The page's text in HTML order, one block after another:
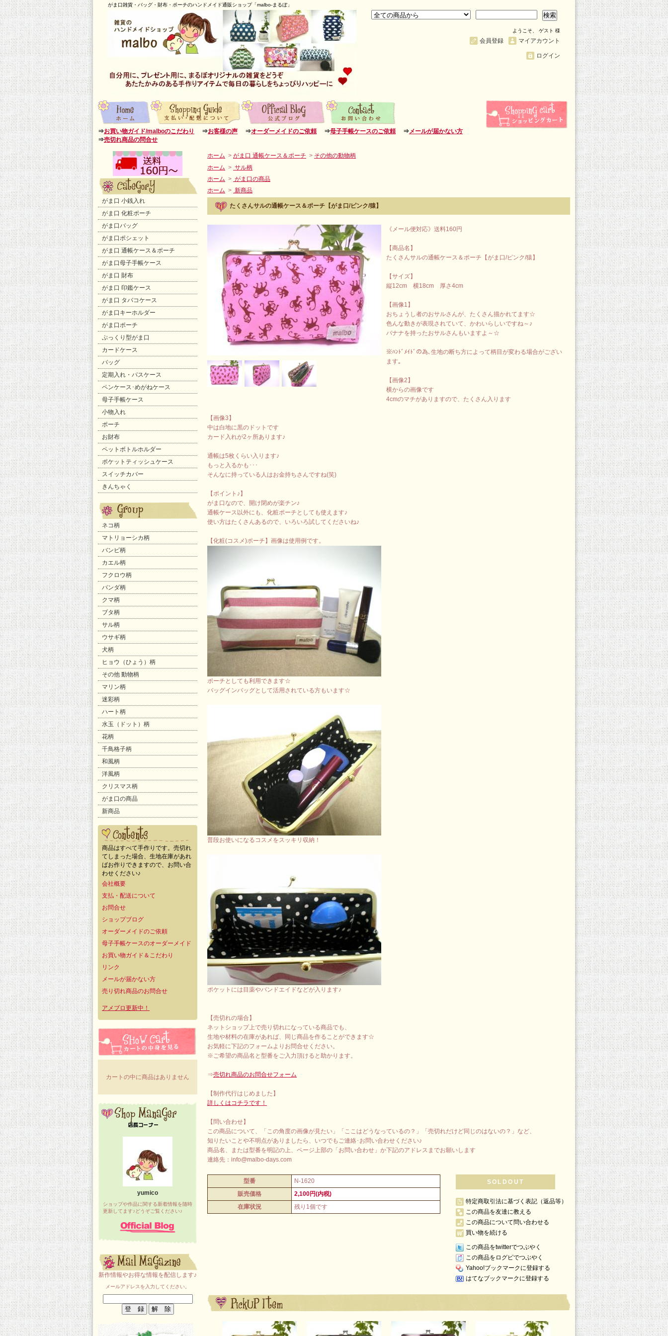
がま口雑貨・バッグ・財布・ポーチのハンドメイド通販ショップ「malbo-まるぼ」
検索
ようこそ、 ゲスト 様
マイアカウント
会員登録
ログイン
⇒お買い物ガイド/malboのこだわり ⇒お客様の声 ⇒オーダーメイドのご依頼 ⇒母子手帳ケースのご依頼 ⇒メールが届かない方
⇒売切れ商品の問合せ
がま口 小銭入れ
がま口 化粧ポーチ
がま口バッグ
がま口ポシェット
がま口 通帳ケース＆ポーチ
がま口母子手帳ケース
がま口 財布
がま口 印鑑ケース
がま口 タバコケース
がま口キーホルダー
がま口ポーチ
ぷっくり型がま口
カードケース
バッグ
定期入れ・パスケース
ペンケース･めがねケース
母子手帳ケース
小物入れ
ポーチ
お財布
ペットボトルホルダー
ポケットティッシュケース
スイッチカバー
きんちゃく
ネコ柄
マトリョーシカ柄
バンビ柄
カエル柄
フクロウ柄
パンダ柄
クマ柄
ブタ柄
サル柄
ウサギ柄
犬柄
ヒョウ（ひょう）柄
その他 動物柄
マリン柄
迷彩柄
ハート柄
水玉（ドット）柄
花柄
千鳥格子柄
和風柄
洋風柄
クリスマス柄
がま口の商品
新商品
商品はすべて手作りです。売切れ
てしまった場合、生地在庫があれ
ばお作りできますので、お問い合
わせください♪
会社概要
支払・配送について
お問合せ
ショップブログ
オーダーメイドのご依頼
母子手帳ケースのオーダーメイド
お買い物ガイド＆こだわり
リンク
メールが届かない方
売り切れ商品のお問合せ
アメブロ更新中！
カートの中に商品はありません
yumico
ショップや作品に関する新着情報を随時
更新してます♪どうぞご覧ください♪
新作情報やお得な情報を配信します♪
メールアドレスを入力してください。
ホーム > がま口 通帳ケース＆ポーチ > その他の動物柄
ホーム > サル柄
ホーム > がま口の商品
ホーム > 新商品
たくさんサルの通帳ケース＆ポーチ【がま口/ピンク/猿】
《メール便対応》送料160円
【商品名】
たくさんサルの通帳ケース＆ポーチ【がま口/ピンク/猿】
【サイズ】
縦12cm 横18cm 厚さ4cm
【画像1】
おちょうし者のおサルさんが、たくさん描かれてます☆
色んな動きが表現されていて、かわいらしいですね～♪
バナナを持ったおサルさんもいますよ～☆
※ﾊﾝﾄﾞﾒｲﾄﾞの為､生地の断ち方によって柄目が変わる場合がござい
ます｡
【画像2】
横からの画像です
4cmのマチがありますので、たくさん入ります
【画像3】
中は白地に黒のドットです
カード入れが2ヶ所あります♪
通帳は5枚くらい入ります♪
もっと入るかも･･･
そんなに持っている人はお金持ちさんですね(笑)
【ポイント♪】
がま口なので、開け閉めが楽チン♪
通帳ケース以外にも、化粧ポーチとしても使えます♪
使い方はたくさんあるので、いろいろ試してくださいね♪
【化粧(コスメ)ポーチ】画像は使用例です。
ポーチとしても利用できます☆
バッグインバッグとして活用されている方もいます☆
普段お使いになるコスメをスッキリ収納！
ポケットには目薬やバンドエイドなどが入ります♪
【売切れの場合】
ネットショップ上で売り切れになっている商品でも、
生地や材料の在庫があれば、同じ商品を作ることができます☆
お気軽に下記のフォームよりお問合せください。
※ご希望の商品名と型番をご入力頂けると助かります。
⇒売切れ商品のお問合せフォーム
【制作代行はじめました】
詳しくはコチラです！
【問い合わせ】
この商品について、「この角度の画像が見たい」「ここはどうなっているの？」「売切れだけど同じのはないの？」など、
知りたいことや不明点がありましたら、いつでもご連絡･お問い合わせください♪
商品名、または型番を明記の上、ページ上部の「お問い合わせ」か下記のアドレスまでお願いします
連絡先：info@malbo-days.com
型番
N-1620
販売価格
2,100円(内税)
在庫状況
残り1個です
SOLDOUT
特定商取引法に基づく表記（返品等）
この商品を友達に教える
この商品について問い合わせる
買い物を続ける
この商品をtwitterでつぶやく
この商品をログピでつぶやく
Yahoo!ブックマークに登録する
はてなブックマークに登録する